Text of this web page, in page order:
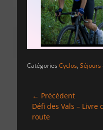
Catégories Cyclos, Séjours
Navigation
de
l’article
← Précédent
Article
précédent :
Défi des Vals – Livre
route